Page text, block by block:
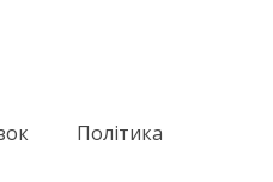
Політика